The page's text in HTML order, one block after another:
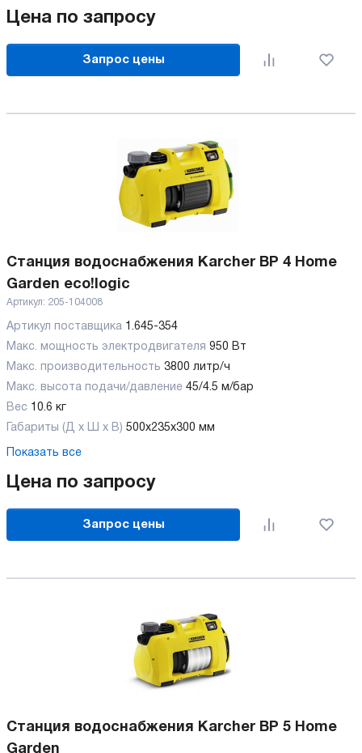
Цена по запросу
Запрос цены
Станция водоснабжения Karcher BP 4 Home
Garden eco!logic
Артикул: 205-104008
Артикул поставщика 1.645-354
Макс. мощность электродвигателя 950 Вт
Макс. производительность 3800 литр/ч
Макс. высота подачи/давление 45/4.5 м/бар
Вес 10.6 кг
Габариты (Д х Ш х В) 500x235x300 мм
Показать все
Цена по запросу
Запрос цены
Станция водоснабжения Karcher BP 5 Home
Garden